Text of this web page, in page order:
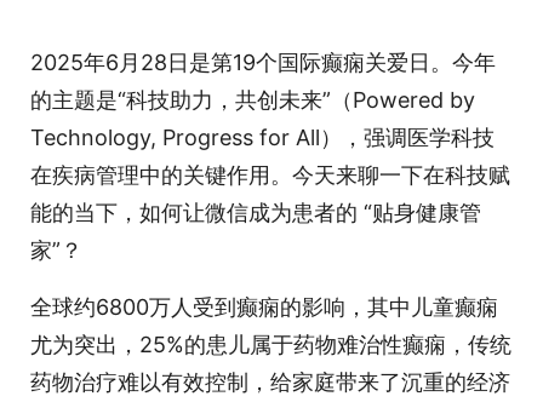
2025年6月28日是第19个国际癫痫关爱日。今年
的主题是“科技助力，共创未来”（Powered by
Technology, Progress for All），强调医学科技
在疾病管理中的关键作用。今天来聊一下在科技赋
能的当下，如何让微信成为患者的 “贴身健康管
家”？
全球约6800万人受到癫痫的影响，其中儿童癫痫
尤为突出，25%的患儿属于药物难治性癫痫，传统
药物治疗难以有效控制，给家庭带来了沉重的经济